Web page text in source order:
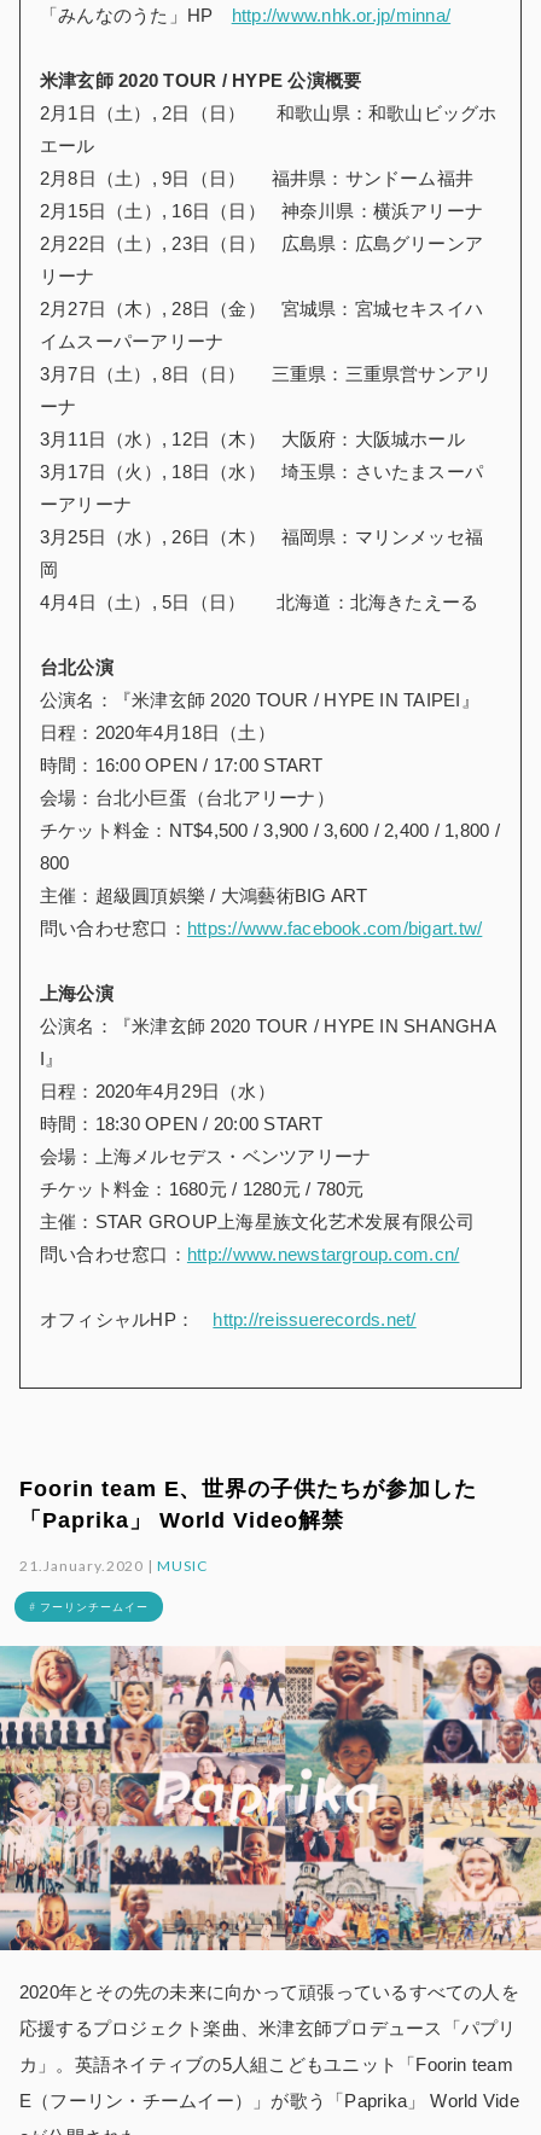
「みんなのうた」HP http://www.nhk.or.jp/minna/
米津玄師 2020 TOUR / HYPE 公演概要
2月1日（土）, 2日（日） 和歌山県：和歌山ビッグホ
エール
2月8日（土）, 9日（日） 福井県：サンドーム福井
2月15日（土）, 16日（日） 神奈川県：横浜アリーナ
2月22日（土）, 23日（日） 広島県：広島グリーンア
リーナ
2月27日（木）, 28日（金） 宮城県：宮城セキスイハ
イムスーパーアリーナ
3月7日（土）, 8日（日） 三重県：三重県営サンアリ
ーナ
3月11日（水）, 12日（木） 大阪府：大阪城ホール
3月17日（火）, 18日（水） 埼玉県：さいたまスーパ
ーアリーナ
3月25日（水）, 26日（木） 福岡県：マリンメッセ福
岡
4月4日（土）, 5日（日） 北海道：北海きたえーる
台北公演
公演名：『米津玄師 2020 TOUR / HYPE IN TAIPEI』
日程：2020年4月18日（土）
時間：16:00 OPEN / 17:00 START
会場：台北小巨蛋（台北アリーナ）
チケット料金：NT$4,500 / 3,900 / 3,600 / 2,400 / 1,800 /
800
主催：超級圓頂娯樂 / 大鴻藝術BIG ART
問い合わせ窓口： https://www.facebook.com/bigart.tw/
上海公演
公演名：『米津玄師 2020 TOUR / HYPE IN SHANGHA
I』
日程：2020年4月29日（水）
時間：18:30 OPEN / 20:00 START
会場：上海メルセデス・ベンツアリーナ
チケット料金：1680元 / 1280元 / 780元
主催：STAR GROUP上海星族文化艺术发展有限公司
問い合わせ窓口： http://www.newstargroup.com.cn/
オフィシャルHP： http://reissuerecords.net/
Foorin team E、世界の子供たちが参加した
「Paprika」 World Video解禁
21.January.2020 |MUSIC
# フーリンチームイー
2020年とその先の未来に向かって頑張っているすべての人を
応援するプロジェクト楽曲、米津玄師プロデュース「パプリ
カ」。英語ネイティブの5人組こどもユニット「Foorin team
E（フーリン・チームイー）」が歌う「Paprika」 World Vide